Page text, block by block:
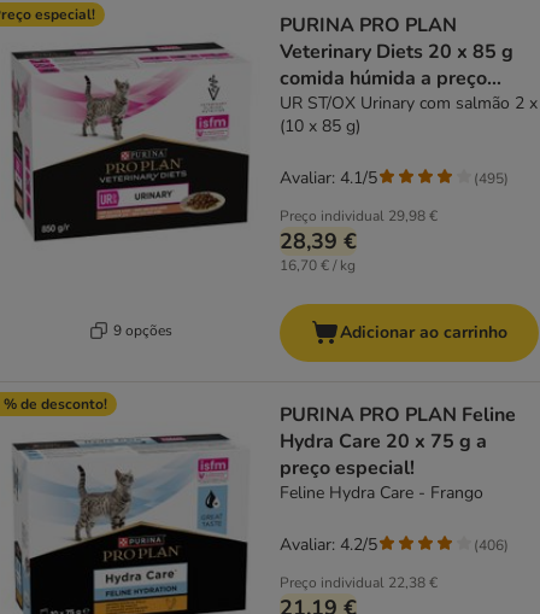
especial!
9 opções
PURINA PRO PLAN
Veterinary Diets 20 x 85 g
comida húmida a preço
especial!
UR ST/OX Urinary com salmão 2 x
(10 x 85 g)
Preço individual 29,98 €
28,39 €
16,70 € / kg
Avaliar: 4.1/5 (495)
Adicionar ao carrinho
% de desconto!
PURINA PRO PLAN Feline
Hydra Care 20 x 75 g a
preço especial!
Feline Hydra Care - Frango
Preço individual 22,38 €
21,19 €
Avaliar: 4.2/5 (406)